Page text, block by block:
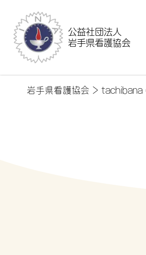
公益社団法人
岩手県看護協会
岩手県看護協会 >tachibana